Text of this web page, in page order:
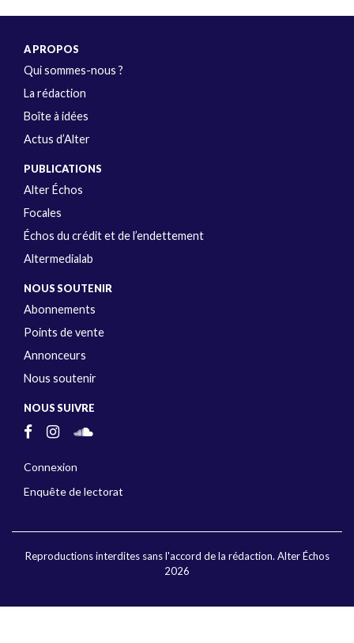
A PROPOS
Qui sommes-nous ?
La rédaction
Boîte à idées
Actus d’Alter
PUBLICATIONS
Alter Échos
Focales
Échos du crédit et de l’endettement
Altermedialab
NOUS SOUTENIR
Abonnements
Points de vente
Annonceurs
Nous soutenir
NOUS SUIVRE
Connexion
Enquête de lectorat
Reproductions interdites sans l'accord de la rédaction. Alter Échos
2026